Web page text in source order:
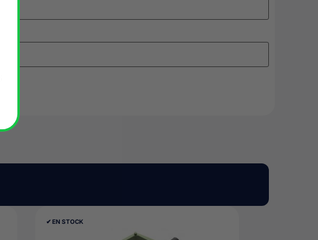
✔︎ EN STOCK